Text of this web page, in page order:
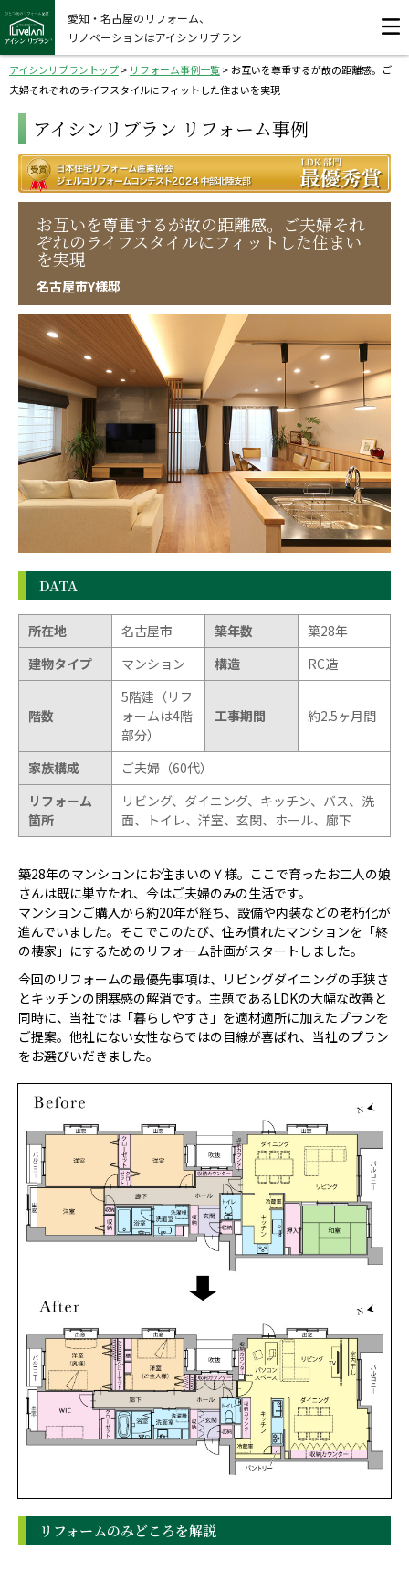
愛知・名古屋のリフォーム、
リノベーションはアイシンリブラン
アイシンリブラントップ> リフォーム事例一覧> お互いを尊重するが故の距離感。ご
夫婦それぞれのライフスタイルにフィットした住まいを実現
アイシンリブラン リフォーム事例
お互いを尊重するが故の距離感。ご夫婦それ
ぞれのライフスタイルにフィットした住まい
を実現
名古屋市Y様邸
DATA
所在地 名古屋市 築年数
築28年
建物タイプ
マンション 構造 RC造
階数
5階建（リフ
ォームは4階
部分）
工事期間 約2.5ヶ月間
家族構成
ご夫婦（60代）
リフォーム
箇所
リビング、ダイニング、キッチン、バス、洗
面、トイレ、洋室、玄関、ホール、廊下
築28年のマンションにお住まいのＹ様。ここで育ったお二人の娘
さんは既に巣立たれ、今はご夫婦のみの生活です。
マンションご購入から約20年が経ち、設備や内装などの老朽化が
進んでいました。そこでこのたび、住み慣れたマンションを「終
の棲家」にするためのリフォーム計画がスタートしました。
今回のリフォームの最優先事項は、リビングダイニングの手狭さ
とキッチンの閉塞感の解消です。主題であるLDKの大幅な改善と
同時に、当社では「暮らしやすさ」を適材適所に加えたプランを
ご提案。他社にない女性ならではの目線が喜ばれ、当社のプラン
をお選びいだきました。
リフォームのみどころを解説